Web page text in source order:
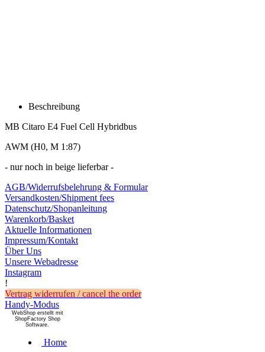
Beschreibung
MB Citaro E4 Fuel Cell Hybridbus
AWM (H0, M 1:87)
- nur noch in beige lieferbar -
AGB/Widerrufsbelehrung & Formular
Versandkosten/Shipment fees
Datenschutz/Shopanleitung
Warenkorb/Basket
Aktuelle Informationen
Impressum/Kontakt
Über Uns
Unsere Webadresse
Instagram
!
Vertrag widerrufen / cancel the order
Handy-Modus
WebShop erstellt mit
ShopFactory Shop
Software.
Home